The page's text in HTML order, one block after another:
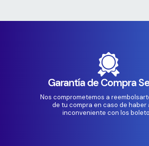
Garantía de Compra
Nos comprometemos a
de tu compra en caso de haber
inconveniente con los